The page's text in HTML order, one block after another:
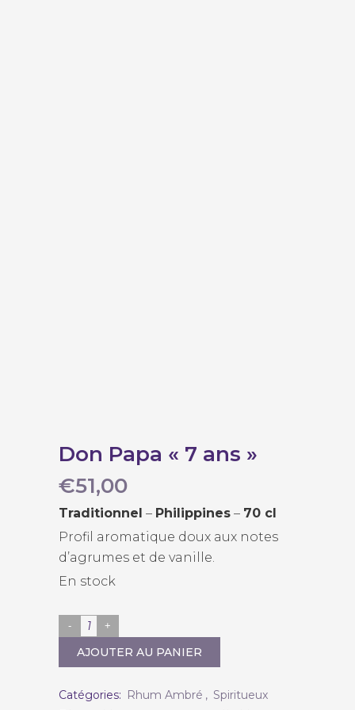
Don Papa « 7 ans »
€51,00
Traditionnel – Philippines – 70 cl
Profil aromatique doux aux notes
d’agrumes et de vanille.
En stock
Don
Papa
"7
ans"
AJOUTER AU PANIER
Catégories: Rhum Ambré , Spiritueux